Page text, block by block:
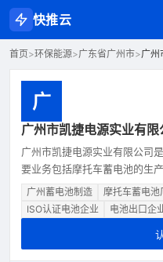
快推云
首页>环保能源>广东省广州市>广州
广
广州市凯捷电源实业有限
广州市凯捷电源实业有限公司
要业务包括摩托车蓄电池的生产
广州蓄电池制造 摩托车蓄电池
ISO认证电池企业
电池出口企